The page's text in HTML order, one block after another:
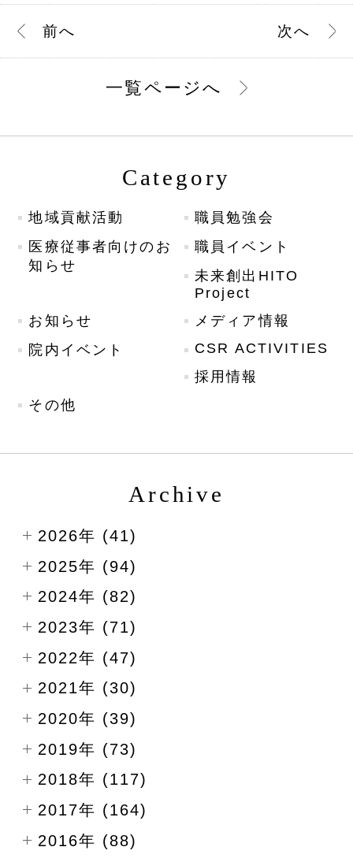
前へ 次へ
一覧ページへ
Category
地域貢献活動
職員勉強会
医療従事者向けのお
知らせ
職員イベント
未来創出HITO
Project
お知らせ
メディア情報
院内イベント
CSR ACTIVITIES
採用情報
その他
Archive
2026年 (41)
2025年 (94)
2024年 (82)
2023年 (71)
2022年 (47)
2021年 (30)
2020年 (39)
2019年 (73)
2018年 (117)
2017年 (164)
2016年 (88)